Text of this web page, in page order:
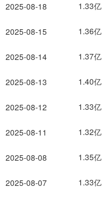
2025-08-18
2025-08-15
2025-08-14
2025-08-13
2025-08-12
2025-08-11
2025-08-08
2025-08-07
1.33亿
1.36亿
1.37亿
1.40亿
1.33亿
1.32亿
1.35亿
1.33亿